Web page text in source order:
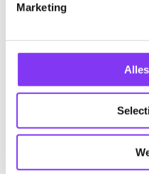
Marketing
Nashville, Tennessee
Omschrijving
meer dan 40 jaar na zijn
Deze rondreis dwars
langs de voetsporen
alleen naar de
en Memphis, maar ook